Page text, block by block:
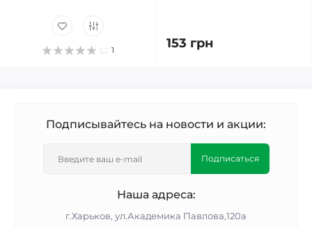
1 153 грн
Подписывайтесь на новости и акции:
Подписаться
Наша адреса:
г.Харьков, ул.Академика Павлова,120а